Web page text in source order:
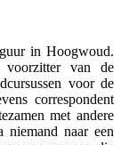
in Hoogwoud.
van de
voor de
correspondent
met andere
niemand naar een